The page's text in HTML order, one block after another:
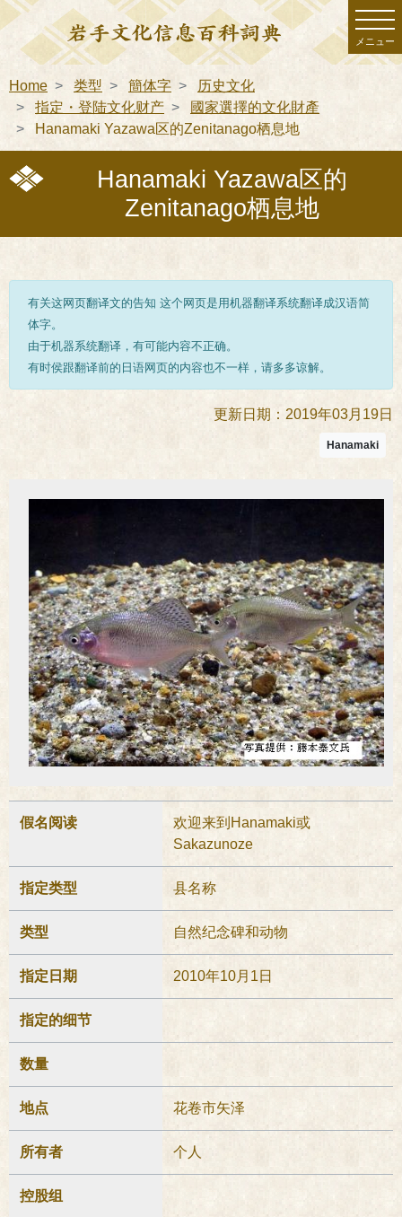
メニュー
Home 类型 簡体字
历史文化
指定・登陆文化财产
國家選擇的文化財產
Hanamaki Yazawa区的Zenitanago栖息地
Hanamaki Yazawa区的
Zenitanago栖息地
有关这网页翻译文的告知 这个网页是用机器翻译系统翻译成汉语简
体字。
由于机器系统翻译，有可能内容不正确。
有时侯跟翻译前的日语网页的内容也不一样，请多多谅解。
更新日期：2019年03月19日
Hanamaki
假名阅读
欢迎来到Hanamaki或
Sakazunoze
指定类型 县名称
类型 自然纪念碑和动物
指定日期 2010年10月1日
指定的细节
数量
地点 花卷市矢泽
所有者 个人
控股组